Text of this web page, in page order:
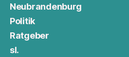
Neubrandenburg
Politik
Ratgeber
sl.